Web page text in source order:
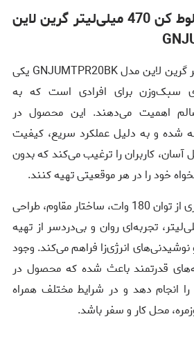
معرفی محصول مخلوط کن 470 میلی‌لیتر گرین لاین
مخلوط کن 470 میلی‌لیتر گرین لاین مدل GNJUMTPR20BK یکی
سبک‌وزن برای افرادی است که به
اهمیت می‌دهند. این محصول در
شده و به دلیل عملکرد سریع، کیفیت
آسان، کاربران را ترغیب می‌کند که بدون
خود را در هر موقعیتی تهیه کنند.
این مخلوط‌کن با برخورداری از توان 180 وات، ساختار مقاوم، طراحی
ظرفیت 470 میلی‌لیتر، تجربه‌ای روان و بی‌دردسر از تهیه
انرژی‌زا فراهم می‌کند. وجود
قدرتمند باعث شده که محصول در
را انجام دهد و در شرایط مختلف همراه
محل کار و سفر باشد.